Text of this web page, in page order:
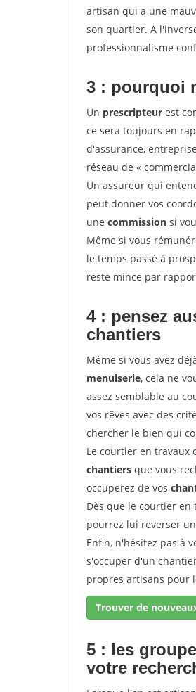
artisan qui a une
son quartier. A
professionnalisme
3 : pourquoi
Un prescripteur est
ce sera toujours en
d'assurance,
réseau de «
Un assureur qui
peut donner vos
une commission si
Même si vous
le temps passé à
reste mince par
4 : pensez
chantiers
Même si vous avez
menuiserie, cela ne
assez semblable au
vos rêves avec des
chercher le bien qui
Le courtier en travaux
chantiers que vous
occuperez de vos
Dès que le courtier en
pourrez lui reverser
Enfin, n'hésitez pas à
s'occuper d'un
propres artisans pour
Trouver de
5 : les
votre